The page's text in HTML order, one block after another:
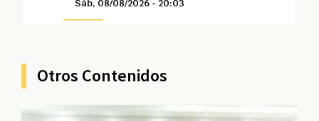
Sáb, 08/08/2026 - 20:03
Otros Contenidos